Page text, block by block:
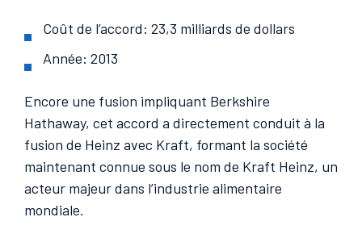
Coût de l’accord: 23,3 milliards de dollars
Année: 2013
Encore une fusion impliquant Berkshire
Hathaway, cet accord a directement conduit à la
fusion de Heinz avec Kraft, formant la société
maintenant connue sous le nom de Kraft Heinz, un
acteur majeur dans l’industrie alimentaire
mondiale.